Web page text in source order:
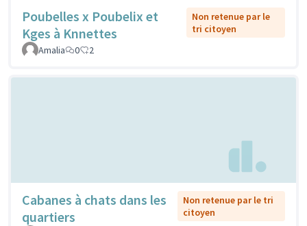
Poubelles x Poubelix et
Kges à Knnettes
Non retenue par le
tri citoyen
Amalia
0 2
Cabanes à chats dans les
quartiers
Non retenue par le tri
citoyen